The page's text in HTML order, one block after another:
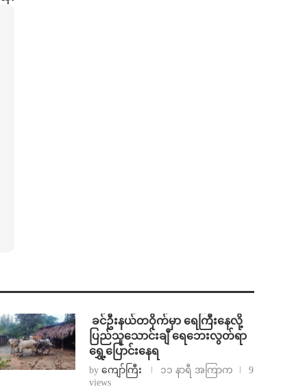
⁩ ⁨ခင်ဦးနယ်တဝိုက်မှာ ရေကြီးနေလို့
ပြည်သူသောင်းချီ ရေဘေးလွတ်ရာ
ရွှေ့ပြောင်းနေရ
byကျော်ကြီး ၁၁ နာရီ အကြာက
9
views